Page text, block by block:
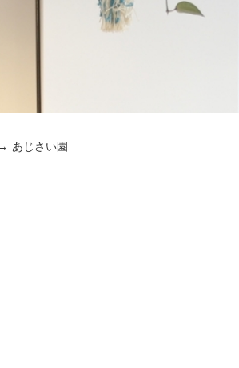
あじさい園